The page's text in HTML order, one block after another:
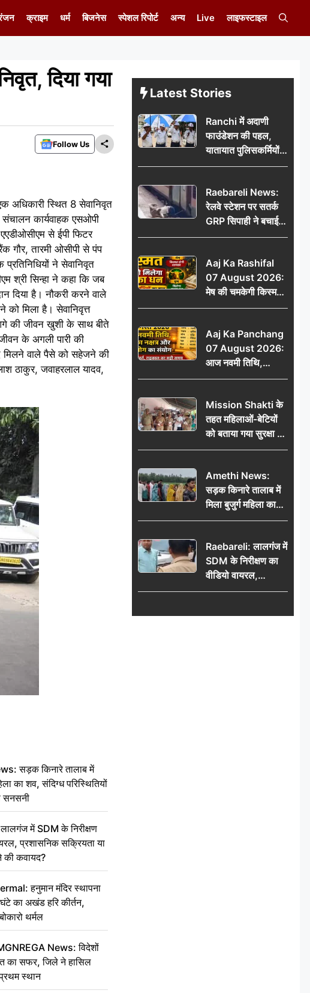
क्राइम धर्म बिजनेस स्पेशल रिपोर्ट अन्य Live लाइफस्टाइल
दिया गया
Follow Us
अधिकारी स्थित 8 सेवानिवृत
संचालन कार्यवाहक एसओपी
से ईपी फिटर
गौर, तारमी ओसीपी से पंप
ने सेवानिवृत
श्री सिन्हा ने कहा कि जब
दिया है। नौकरी करने वाले
मिला है। सेवानिवृत्त
आगे की जीवन खुशी के साथ बीते
के अगली पारी की
मिलने वाले पैसे को सहेजने की
ठाकुर, जवाहरलाल यादव,
सड़क किनारे तालाब में
का शव, संदिग्ध परिस्थितियों
सनसनी
में SDM के निरीक्षण
प्रशासनिक सक्रियता या
की कवायद?
हनुमान मंदिर स्थापना
का अखंड हरि कीर्तन,
थर्मल
News: विदेशों
का सफर, जिले ने हासिल
स्थान
Latest Stories
Ranchi में अदाणी
फाउंडेशन की पहल,
यातायात पुलिसकर्मियों
को वितरित किए गए छाते
Raebareli News:
रेलवे स्टेशन पर सतर्क
GRP सिपाही ने बचाई
महिला की जान, चलती
हादसा टला; घटना
CCTV में कैद
Aaj Ka Rashifal
07 August 2026:
मेष की चमकेगी किस्मत,
वृष को मिलेगा अटका
हाल
Aaj Ka Panchang
07 August 2026:
आज नवमी तिथि,
कृतिका नक्षत्र और वृद्धि
मुहूर्त, राहुकाल का सही
समय
Mission Shakti के
तहत महिलाओं-बेटियों
को बताया गया सुरक्षा के
अधिकार
Amethi News:
सड़क किनारे तालाब में
मिला बुजुर्ग महिला का
शव, संदिग्ध परिस्थितियों
Raebareli: लालगंज में
SDM के निरीक्षण का
वीडियो वायरल,
प्रशासनिक सक्रियता
कवायद?